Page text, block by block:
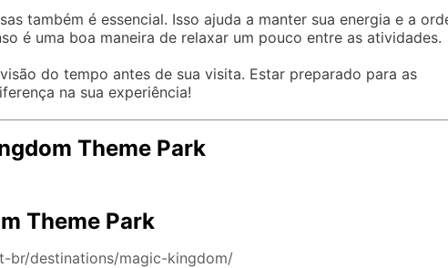
também é essencial. Isso ajuda a manter sua energia e a
é uma boa maneira de relaxar um pouco entre as atividades.
do tempo antes de sua visita. Estar preparado para as
na sua experiência!
Theme Park
Theme Park
br/destinations/magic-kingdom/